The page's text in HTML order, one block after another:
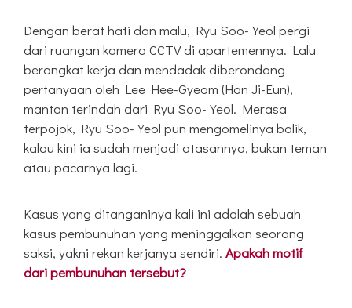
Dengan berat hati dan malu, Ryu Soo-Yeol pergi
dari ruangan kamera CCTV di apartemennya. Lalu
berangkat kerja dan mendadak diberondong
pertanyaan oleh Lee Hee-Gyeom (Han Ji-Eun),
mantan terindah dari Ryu Soo-Yeol. Merasa
terpojok, Ryu Soo-Yeol pun mengomelinya balik,
kalau kini ia sudah menjadi atasannya, bukan teman
atau pacarnya lagi.
Kasus yang ditanganinya kali ini adalah sebuah
kasus pembunuhan yang meninggalkan seorang
saksi, yakni rekan kerjanya sendiri. Apakah motif
dari pembunuhan tersebut?